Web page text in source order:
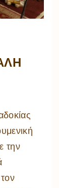
την